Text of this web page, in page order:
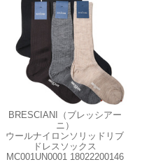
BRESCIANI（ブレッシアー
ニ）
ウールナイロンソリッドリブ
ドレスソックス
MC001UN0001 18022200146